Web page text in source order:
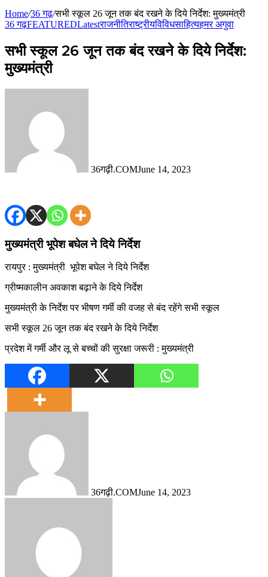
Home/36 गढ़/सभी स्कूल 26 जून तक बंद रखने के दिये निर्देश: मुख्यमंत्री
36 गढ़FEATUREDLatestराजनीतिराष्ट्रीयविविधसाहित्यहमर अगुवा
सभी स्कूल 26 जून तक बंद रखने के दिये निर्देश:
मुख्यमंत्री
36गढ़ी.COMJune 14, 2023
मुख्यमंत्री भूपेश बघेल ने दिये निर्देश
रायपुर : मुख्यमंत्री भूपेश बघेल ने दिये निर्देश
ग्रीष्मकालीन अवकाश बढ़ाने के दिये निर्देश
मुख्यमंत्री के निर्देश पर भीषण गर्मी की वजह से बंद रहेंगे सभी स्कूल
सभी स्कूल 26 जून तक बंद रखने के दिये निर्देश
प्रदेश में गर्मी और लू से बच्चों की सुरक्षा जरूरी : मुख्यमंत्री
36गढ़ी.COMJune 14, 2023